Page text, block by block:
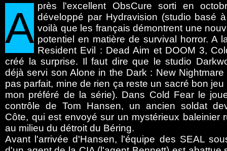
A près
l'excellent ObsCure sorti en
développé par Hydravision (studio basé
voilà que les français démontrent une
potentiel en matière de survival horror. A
Resident Evil : Dead Aim et DOOM 3,
créé la surprise. Il faut dire que le studio
déjà servi son Alone in the Dark : New
pas parfait, mine de rien ça reste un sacré bon
mon préféré de la série). Dans Cold Fear le
contrôle de Tom Hansen, un ancien soldat
Côte, qui est envoyé sur un mystérieux baleinier
au milieu du détroit du Béring.
Avant l'arrivée d'Hansen, l'équipe des SEAL